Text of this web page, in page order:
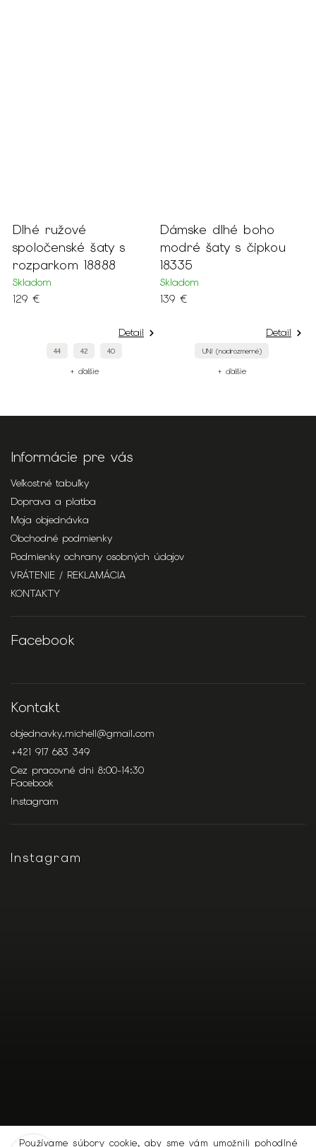
Používame súbory cookie, aby sme vám umožnili pohodlné
Dlhé ružové
spoločenské šaty s
rozparkom 18888
Skladom
129 €
Detail
44 42 40
+ ďalšie
Dámske dlhé boho
modré šaty s čipkou
18335
Skladom
139 €
Detail
UNI (nadrozmerné)
+ ďalšie
Informácie pre vás
Veľkostné tabuľky
Doprava a platba
Moja objednávka
Obchodné podmienky
Podmienky ochrany osobných údajov
VRÁTENIE / REKLAMÁCIA
KONTAKTY
Facebook
Kontakt
objednavky.michell@gmail.com
+421 917 683 349
Cez pracovné dni 8:00-14:30
Facebook
Instagram
Instagram